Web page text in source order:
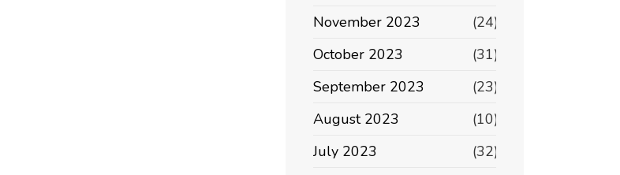
November 2023
(24)
October 2023
(31)
September 2023
(23)
August 2023
(10)
July 2023
(32)